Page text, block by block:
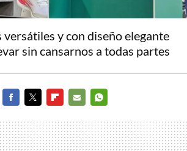
versátiles y con diseño elegante
sin cansarnos a todas partes
MAIL